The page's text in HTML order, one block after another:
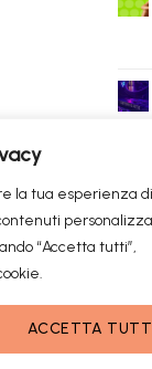
la tua esperienza di
“Accetta tutti”,
ACCETTA
Visa
Prodotti consigliati